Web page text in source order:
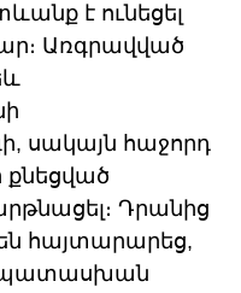
է ունեցել
Առգրավված
սակայն հաջորդ
քնեցված
Դրանից
հայտարարեց,